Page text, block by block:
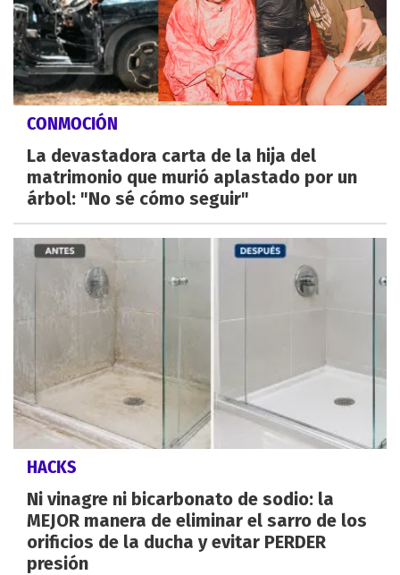
CONMOCIÓN
La devastadora carta de la hija del
matrimonio que murió aplastado por un
árbol: "No sé cómo seguir"
HACKS
Ni vinagre ni bicarbonato de sodio: la
MEJOR manera de eliminar el sarro de los
orificios de la ducha y evitar PERDER
presión